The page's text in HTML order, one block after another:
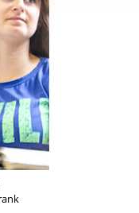
die erforderlich zur
sind. Diese
Einwilligung.